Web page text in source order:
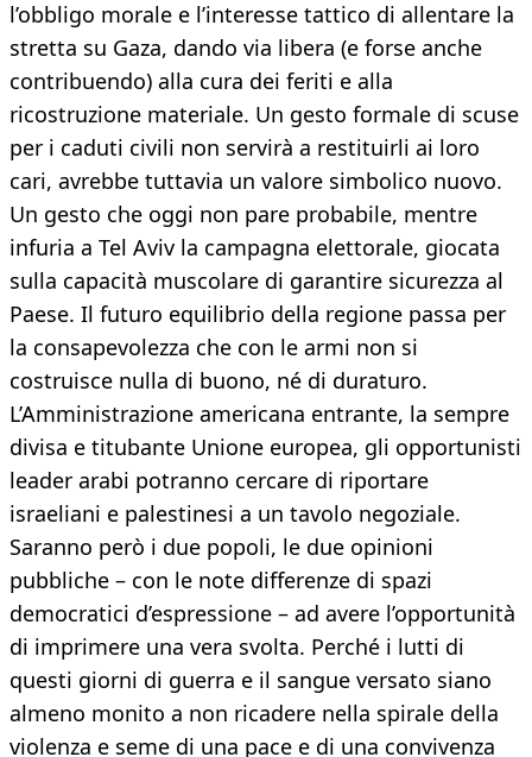
l’obbligo morale e l’interesse tattico di allentare la
stretta su Gaza, dando via libera (e forse anche
contribuendo) alla cura dei feriti e alla
ricostruzione materiale. Un gesto formale di scuse
per i caduti civili non servirà a restituirli ai loro
cari, avrebbe tuttavia un valore simbolico nuovo.
Un gesto che oggi non pare probabile, mentre
infuria a Tel Aviv la campagna elettorale, giocata
sulla capacità muscolare di garantire sicurezza al
Paese. Il futuro equilibrio della regione passa per
la consapevolezza che con le armi non si
costruisce nulla di buono, né di duraturo.
L’Amministrazione americana entrante, la sempre
divisa e titubante Unione europea, gli opportunisti
leader arabi potranno cercare di riportare
israeliani e palestinesi a un tavolo negoziale.
Saranno però i due popoli, le due opinioni
pubbliche – con le note differenze di spazi
democratici d’espressione – ad avere l’opportunità
di imprimere una vera svolta. Perché i lutti di
questi giorni di guerra e il sangue versato siano
almeno monito a non ricadere nella spirale della
violenza e seme di una pace e di una convivenza